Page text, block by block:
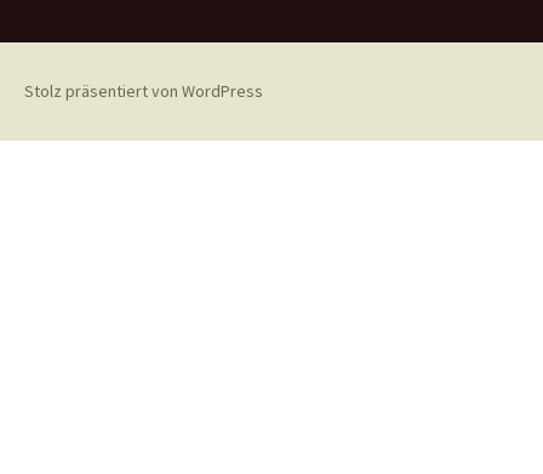
Stolz präsentiert von WordPress